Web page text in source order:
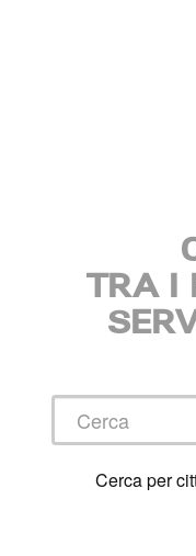
TRA I
Cerca
Cerca per